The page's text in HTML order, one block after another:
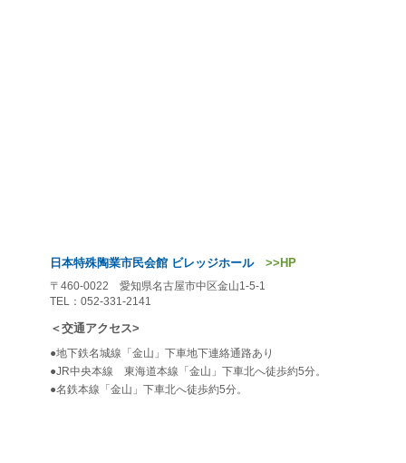
日本特殊陶業市民会館 ビレッジホール >>HP
〒460-0022 愛知県名古屋市中区金山1-5-1
TEL：052-331-2141
＜交通アクセス>
●地下鉄名城線「金山」下車地下連絡通路あり
●JR中央本線 東海道本線「金山」下車北へ徒歩約5分。
●名鉄本線「金山」下車北へ徒歩約5分。